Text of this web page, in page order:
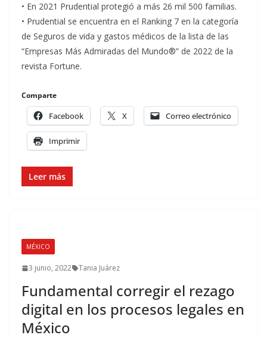
• En 2021 Prudential protegió a más 26 mil 500 familias.
• Prudential se encuentra en el Ranking 7 en la categoría
de Seguros de vida y gastos médicos de la lista de las
“Empresas Más Admiradas del Mundo®” de 2022 de la
revista Fortune.
Comparte
Facebook X Correo electrónico
Imprimir
Leer más
MÉXICO
3 junio, 2022 Tania Juárez
Fundamental corregir el rezago
digital en los procesos legales en
México